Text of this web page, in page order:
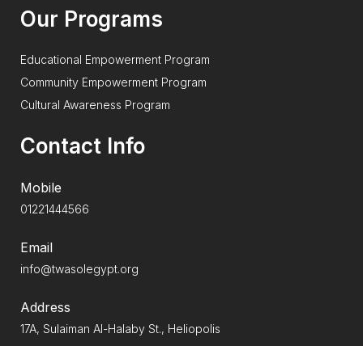
Our Programs
Educational Empowerment Program
Community Empowerment Program
Cultural Awareness Program
Contact Info
Mobile
01221444566
Email
info@twasolegypt.org
Address
17A, Sulaiman Al-Halaby St., Heliopolis